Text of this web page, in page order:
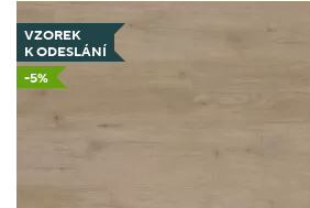
VZOREK
K ODESLÁNÍ
-5%